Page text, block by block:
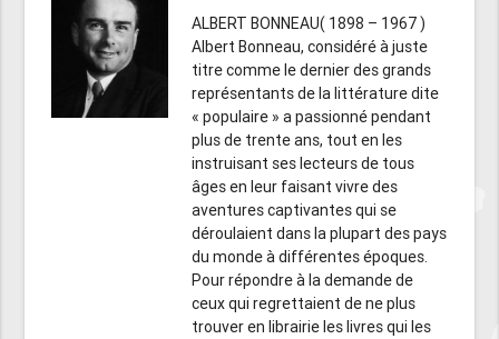
ALBERT BONNEAU( 1898 – 1967 )
Albert Bonneau, considéré à juste
titre comme le dernier des grands
représentants de la littérature dite
« populaire » a passionné pendant
plus de trente ans, tout en les
instruisant ses lecteurs de tous
âges en leur faisant vivre des
aventures captivantes qui se
déroulaient dans la plupart des pays
du monde à différentes époques.
Pour répondre à la demande de
ceux qui regrettaient de ne plus
trouver en librairie les livres qui les